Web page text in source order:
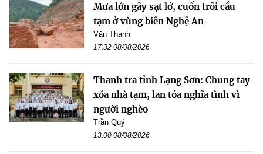
Mưa lớn gây sạt lở, cuốn trôi cầu
tạm ở vùng biên Nghệ An
Văn Thanh
17:32 08/08/2026
Thanh tra tỉnh Lạng Sơn: Chung tay
xóa nhà tạm, lan tỏa nghĩa tình vì
người nghèo
Trần Quý
13:00 08/08/2026